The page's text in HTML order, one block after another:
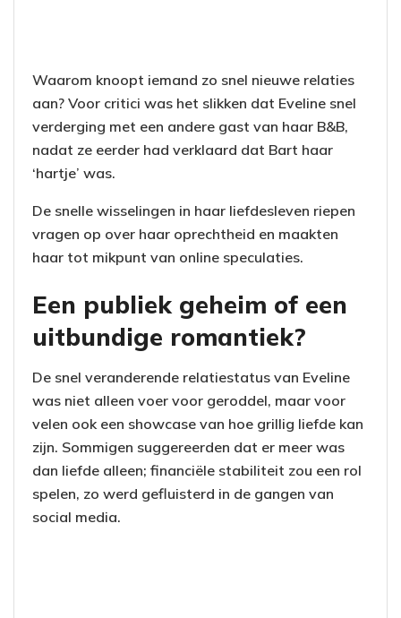
Waarom knoopt iemand zo snel nieuwe relaties
aan? Voor critici was het slikken dat Eveline snel
verderging met een andere gast van haar B&B,
nadat ze eerder had verklaard dat Bart haar
‘hartje’ was.
De snelle wisselingen in haar liefdesleven riepen
vragen op over haar oprechtheid en maakten
haar tot mikpunt van online speculaties.
Een publiek geheim of een
uitbundige romantiek?
De snel veranderende relatiestatus van Eveline
was niet alleen voer voor geroddel, maar voor
velen ook een showcase van hoe grillig liefde kan
zijn. Sommigen suggereerden dat er meer was
dan liefde alleen; financiële stabiliteit zou een rol
spelen, zo werd gefluisterd in de gangen van
social media.